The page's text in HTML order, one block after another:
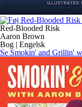
Red-Blooded Risk
Aaron Brown
Bog | Engelsk
Se Smokin' and Grillin'